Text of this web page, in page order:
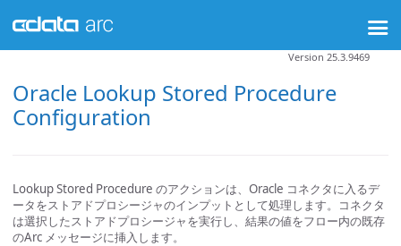
Oracle Lookup Stored Procedure
Configuration
Version 25.3.9469
Lookup Stored Procedure のアクションは、Oracle コネクタに入るデ
ータをストアドプロシージャのインプットとして処理します。コネクタ
は選択したストアドプロシージャを実行し、結果の値をフロー内の既存
のArc メッセージに挿入します。